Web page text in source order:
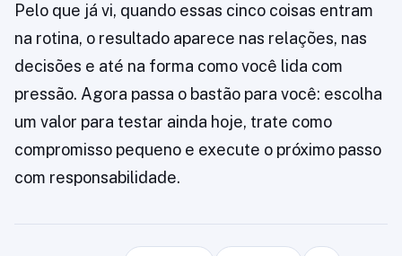
Pelo que já vi, quando essas cinco coisas entram
na rotina, o resultado aparece nas relações, nas
decisões e até na forma como você lida com
pressão. Agora passa o bastão para você: escolha
um valor para testar ainda hoje, trate como
compromisso pequeno e execute o próximo passo
com responsabilidade.